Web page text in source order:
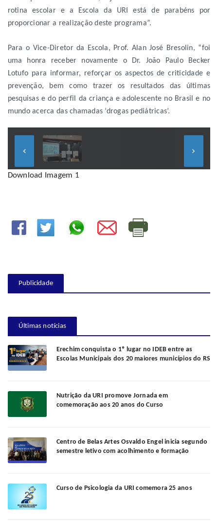
rotina escolar e a Escola da URI está de parabéns por
proporcionar a realização deste programa”.
Para o Vice-Diretor da Escola, Prof. Alan José Bresolin, “foi
uma honra receber novamente o Dr. João Paulo Becker
Lotufo para informar, reforçar os aspectos de criticidade e
prevenção, bem como trazer os resultados das últimas
pesquisas e do perfil da criança e adolescente no Brasil e no
mundo acerca das chamadas ‘drogas pediátricas’.
keyboard_arrow_left keyboard_arrow_right
Download Imagem 1
Publicidade
Últimas notícias
Erechim conquista o 1º lugar no IDEB entre as
Escolas Municipais dos 20 maiores municípios do RS
Nutrição da URI promove Jornada em
comemoração aos 20 anos do Curso
Centro de Belas Artes Osvaldo Engel inicia segundo
semestre letivo com acolhimento e formação
Curso de Psicologia da URI comemora 25 anos